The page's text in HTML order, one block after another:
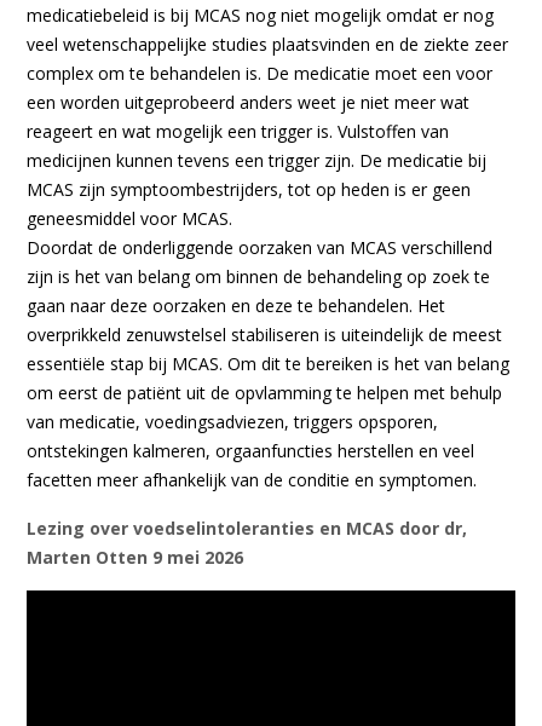
medicatiebeleid is bij MCAS nog niet mogelijk omdat er nog
veel wetenschappelijke studies plaatsvinden en de ziekte zeer
complex om te behandelen is. De medicatie moet een voor
een worden uitgeprobeerd anders weet je niet meer wat
reageert en wat mogelijk een trigger is. Vulstoffen van
medicijnen kunnen tevens een trigger zijn. De medicatie bij
MCAS zijn symptoombestrijders, tot op heden is er geen
geneesmiddel voor MCAS.
Doordat de onderliggende oorzaken van MCAS verschillend
zijn is het van belang om binnen de behandeling op zoek te
gaan naar deze oorzaken en deze te behandelen. Het
overprikkeld zenuwstelsel stabiliseren is uiteindelijk de meest
essentiële stap bij MCAS. Om dit te bereiken is het van belang
om eerst de patiënt uit de opvlamming te helpen met behulp
van medicatie, voedingsadviezen, triggers opsporen,
ontstekingen kalmeren, orgaanfuncties herstellen en veel
facetten meer afhankelijk van de conditie en symptomen.
Lezing over voedselintoleranties en MCAS door dr,
Marten Otten 9 mei 2026